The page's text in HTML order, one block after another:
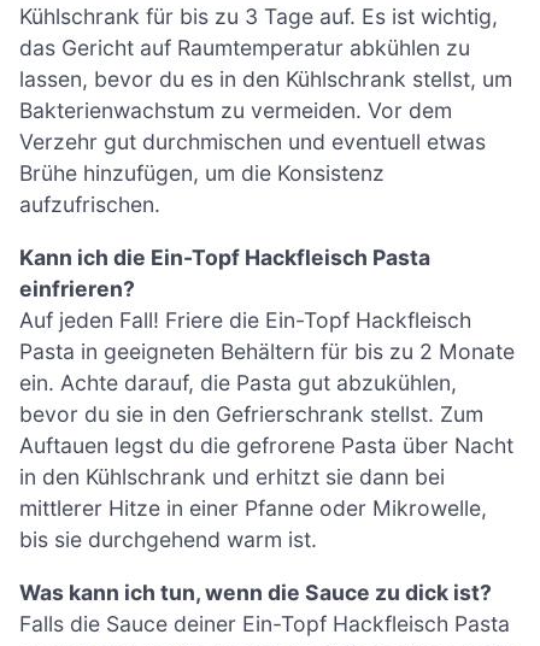
Kühlschrank für bis zu 3 Tage auf. Es ist wichtig,
das Gericht auf Raumtemperatur abkühlen zu
lassen, bevor du es in den Kühlschrank stellst, um
Bakterienwachstum zu vermeiden. Vor dem
Verzehr gut durchmischen und eventuell etwas
Brühe hinzufügen, um die Konsistenz
aufzufrischen.
Kann ich die Ein-Topf Hackfleisch Pasta
einfrieren?
Auf jeden Fall! Friere die Ein-Topf Hackfleisch
Pasta in geeigneten Behältern für bis zu 2 Monate
ein. Achte darauf, die Pasta gut abzukühlen,
bevor du sie in den Gefrierschrank stellst. Zum
Auftauen legst du die gefrorene Pasta über Nacht
in den Kühlschrank und erhitzt sie dann bei
mittlerer Hitze in einer Pfanne oder Mikrowelle,
bis sie durchgehend warm ist.
Was kann ich tun, wenn die Sauce zu dick ist?
Falls die Sauce deiner Ein-Topf Hackfleisch Pasta